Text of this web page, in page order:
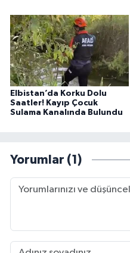
Elbistan’da Korku Dolu
Saatler! Kayıp Çocuk
Sulama Kanalında Bulundu
Yorumlar (1)